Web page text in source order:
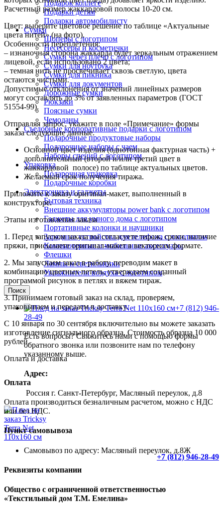
Подарок коллеге
Подарки детям
Подарки автомобилисту
Сумки
Шоперы с логотипом
Несессеры и косметички
Сумки через плечо с логотипом
Сумки для ноутбука
Сумки для пикника
Сумки для документов
Дорожные сумки
Рюкзаки
Поясные сумки
Чемоданы
Съедобные корпоративные подарки с логотипом
Подарочные продуктовые наборы
Подарочные наборы с чаем
Наборы специй с логотипом
Упаковка
Подарочная упаковка
Подарочные коробки
Электроника и гаджеты
Бытовая техника
Внешние аккумуляторы power bank с логотипом
Гаджеты для умного дома с логотипом
Портативные колонки и наушники
Зарядные устройства для телефона с логотипом
Компьютерные и мобильные аксессуары
Флешки
Лампы и светильники
Увлажнители воздуха с логотипом
Поиск
+7 (812) 946-
28-49
Есть вопросы? Свяжитесь нами с помощью формы
обратного звонка или позвоните нам по телефону
указанному выше.
Адрес:
Россия г. Санкт-Петербург, Масляный переулок, д.8
+7 (812) 946-28-49
Расчетный размер жаккардовой полосы 10-20 см.
Цвет: выберите цветовое решение по таблице «Актуальные
цвета нитей» (на фото).
Особенности переплетения:
– изнаночная сторона жаккарда будет зеркальным отражением
лицевой, если использовано 2 цвета;
– темная нить не просвечивает сквозь светлую, цвета
остаются чистыми.
Допустимые отклонения от значений линейных размеров
могут составлять до 3% от заявленных параметров (ГОСТ
51554-99).
Отправляя запрос, укажите в поле «Примечание» формы
заказа следующие данные.
Основной цвет изделия (однотонная фактурная часть) +
дополнительный (второй и/или третий цвет в
жаккардовой полосе) по таблице актуальных цветов.
Желаемый срок получения тиража.
Приложите к заказу оригинал-макет, выполненный в
конструкторе.
Этапы изготовления заказа
1. Перед запуском заказа вы согласуете тираж, сроки, наличие
пряжи, присылаете оригинал-макет в векторном формате.
2. Мы запускаем заказ в работу, переводим макет в
комбинацию цветных петель, утверждаем созданный
программой рисунок в петлях и вяжем тираж.
3. Принимаем готовый заказ на склад, проверяем,
упаковываем и передаем в доставку.
С 10 января по 30 сентября включительно вы можете заказать
изготовление сигнального образца. Стоимость образца 10 000
рублей.
Оплата и доставка
Оплата
Оплата производиться безналичным расчетом, можно с НДС
или без НДС.
Пункт самовывоза
Самовывоз по адресу: Масляный переулок, д.8Ж
Реквизиты компании
Общество с ограниченной ответственностью
«Текстильный дом Т.М. Емелина»